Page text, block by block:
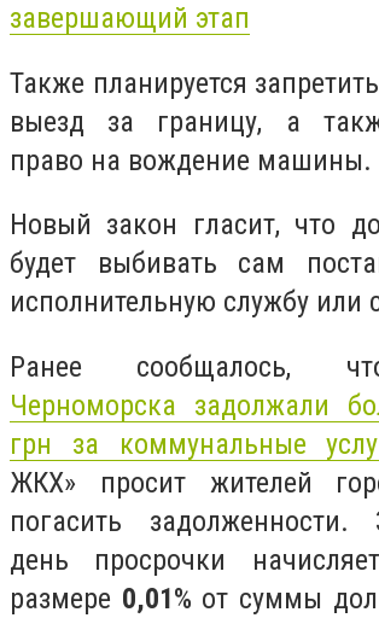
завершающий этап
Также планируется
выезд за границу, а
право на вождение машины.
Новый закон гласит, что
будет выбивать сам
исполнительную службу или
Ранее сообщалось,
Черноморска задолжали
грн за коммунальные
ЖКХ» просит жителей
погасить
день просрочки
размере 0,01% от суммы